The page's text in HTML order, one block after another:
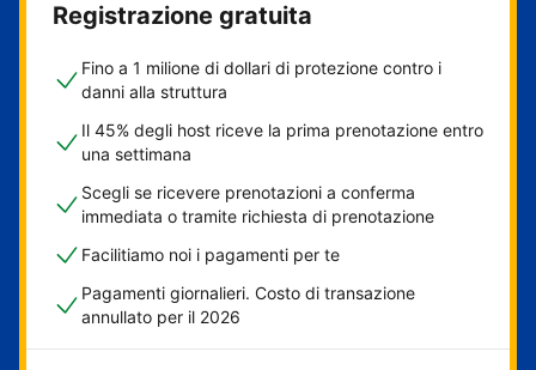
Registrazione gratuita
Fino a 1 milione di dollari di protezione contro i
danni alla struttura
Il 45% degli host riceve la prima prenotazione entro
una settimana
Scegli se ricevere prenotazioni a conferma
immediata o tramite richiesta di prenotazione
Facilitiamo noi i pagamenti per te
Pagamenti giornalieri. Costo di transazione
annullato per il 2026